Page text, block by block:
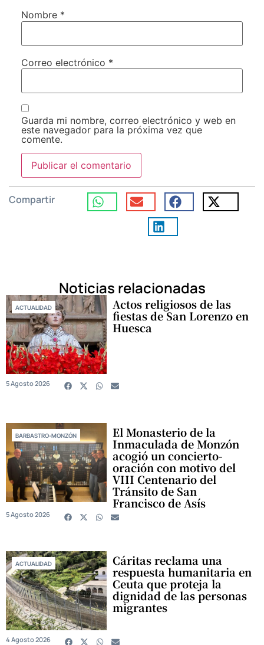
Nombre *
Correo electrónico *
Guarda mi nombre, correo electrónico y web en
este navegador para la próxima vez que
comente.
Compartir
Noticias relacionadas
ACTUALIDAD Actos religiosos de las
fiestas de San Lorenzo en
Huesca
5 Agosto 2026
BARBASTRO-MONZÓN El Monasterio de la
Inmaculada de Monzón
acogió un concierto-
oración con motivo del
VIII Centenario del
Tránsito de San
Francisco de Asís
5 Agosto 2026
ACTUALIDAD Cáritas reclama una
respuesta humanitaria en
Ceuta que proteja la
dignidad de las personas
migrantes
4 Agosto 2026